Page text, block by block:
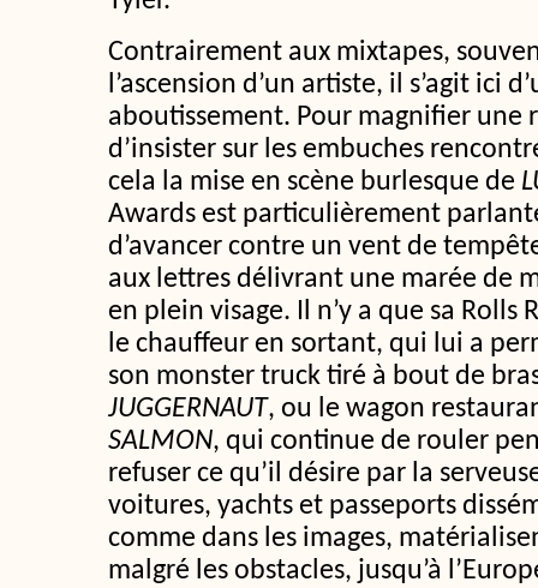
Contrairement aux mixtapes,
l’ascension d’un artiste, il s’agit ici
aboutissement. Pour magnifier une
d’insister sur les embuches
cela la mise en scène burlesque de
Awards est particulièrement
d’avancer contre un vent de
aux lettres délivrant une marée de
en plein visage. Il n’y a que sa Rolls
le chauffeur en sortant, qui lui a
son monster truck tiré à bout de
JUGGERNAUT, ou le wagon
SALMON, qui continue de rouler
refuser ce qu’il désire par la
voitures, yachts et passeports
comme dans les images,
malgré les obstacles, jusqu’à